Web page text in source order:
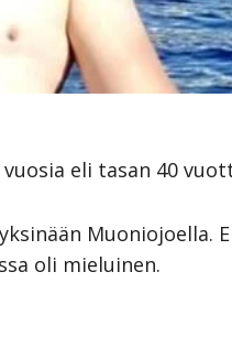
eli tasan 40
Muoniojoella.
oli mieluinen.